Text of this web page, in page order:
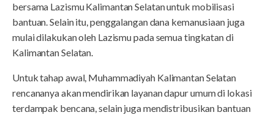
bersama Lazismu Kalimantan Selatan untuk mobilisasi
bantuan. Selain itu, penggalangan dana kemanusiaan juga
mulai dilakukan oleh Lazismu pada semua tingkatan di
Kalimantan Selatan.
Untuk tahap awal, Muhammadiyah Kalimantan Selatan
rencananya akan mendirikan layanan dapur umum di lokasi
terdampak bencana, selain juga mendistribusikan bantuan